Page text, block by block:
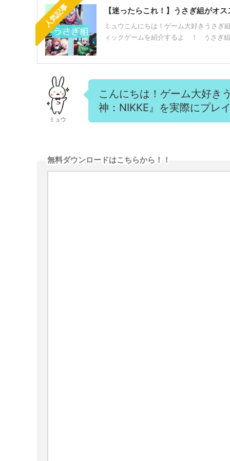
人気記事 【迷ったらこれ！】うさぎ組がオ
ミュウこんにちは！ゲーム大好きうさぎ
ィックゲームを紹介するよ ！ うさぎ
ミュウ
こんにちは！ゲーム大好
神：NIKKE』を実際にプレ
無料ダウンロードはこちらから！！